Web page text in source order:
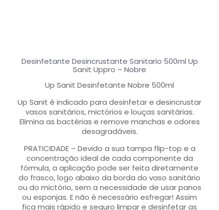
Desinfetante Desincrustante Sanitario 500ml Up
Sanit Uppro – Nobre
Up Sanit Desinfetante Nobre 500ml
Up Sanit é indicado para desinfetar e desincrustar
vasos sanitários, mictórios e louças sanitárias.
Elimina as bactérias e remove manchas e odores
desagradáveis.
PRATICIDADE – Devido a sua tampa flip-top e a
concentração ideal de cada componente da
fórmula, a aplicação pode ser feita diretamente
do frasco, logo abaixo da borda do vaso sanitário
ou do mictório, sem a necessidade de usar panos
ou esponjas. E não é necessário esfregar! Assim
fica mais rápido e seguro limpar e desinfetar as